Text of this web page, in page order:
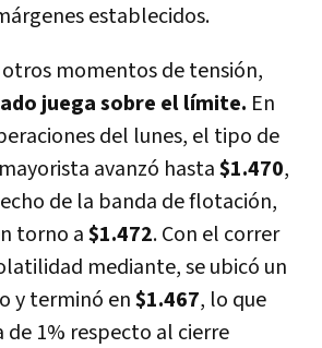
establecidos.
otros momentos de tensión,
juega sobre el límite. En
del lunes, el tipo de
avanzó hasta$1.470,
de la banda de flotación,
torno a$1.472. Con el correr
mediante, se ubicó un
y terminó en$1.467, lo que
de 1% respecto al cierre